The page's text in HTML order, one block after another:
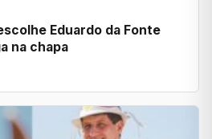
Eduardo da Fonte
na chapa